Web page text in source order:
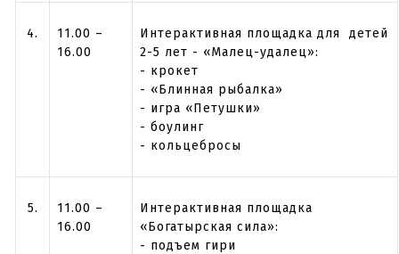
4.
11.00 –
16.00
Интерактивная площадка для детей
2-5 лет - «Малец-удалец»:
- крокет
- «Блинная рыбалка»
- игра «Петушки»
- боулинг
- кольцебросы
5. 11.00 –
16.00
Интерактивная площадка
«Богатырская сила»:
- подъем гири